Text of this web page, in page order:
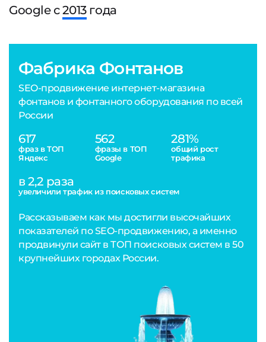
Google с2013года
Фабрика Фонтанов
SEO-продвижение интернет-магазина
фонтанов и фонтанного оборудования по всей
России
617
фраз в ТОП
Яндекс
562
фразы в ТОП
Google
281%
общий рост
трафика
в 2,2 раза
увеличили трафик из поисковых систем
Рассказываем как мы достигли высочайших
показателей по SEO-продвижению, а именно
продвинули сайт в ТОП поисковых систем в 50
крупнейших городах России.